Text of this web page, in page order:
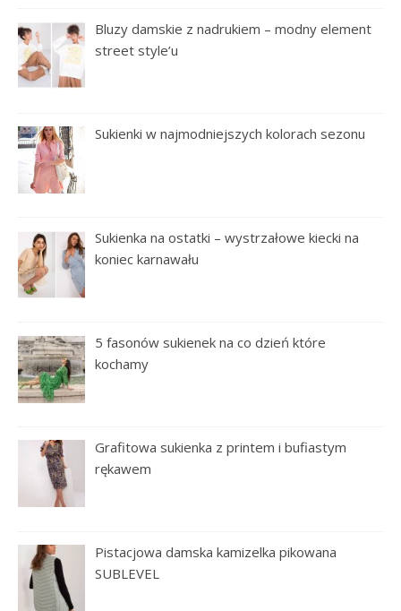
Bluzy damskie z nadrukiem – modny element
street style’u
Sukienki w najmodniejszych kolorach sezonu
Sukienka na ostatki – wystrzałowe kiecki na
koniec karnawału
5 fasonów sukienek na co dzień które
kochamy
Grafitowa sukienka z printem i bufiastym
rękawem
Pistacjowa damska kamizelka pikowana
SUBLEVEL